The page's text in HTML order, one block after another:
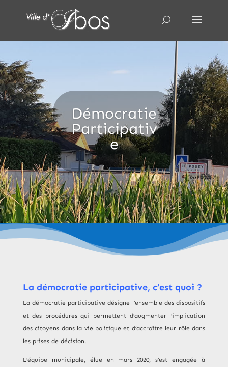
Démocratie
Participativ
e
La démocratie participative, c’est quoi ?
La démocratie participative désigne l’ensemble des dispositifs
et des procédures qui permettent d’augmenter l’implication
des citoyens dans la vie politique et d’accroître leur rôle dans
les prises de décision.
L’équipe municipale, élue en mars 2020, s’est engagée à